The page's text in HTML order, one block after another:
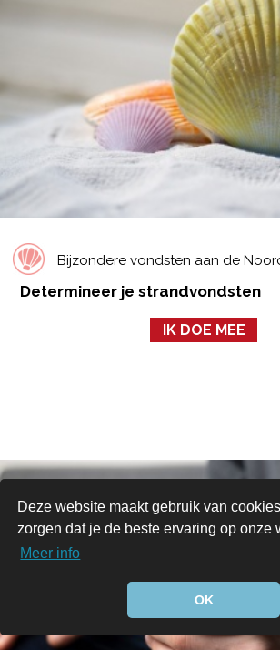
Deze website maakt gebruik van
zorgen dat je de beste ervaring op onze
Meer info
OK
Bijzondere vondsten aan de
Determineer je strandvondsten
IK DOE MEE